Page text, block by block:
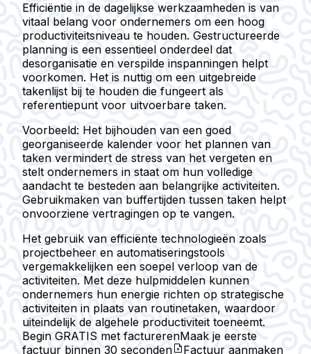
Efficiëntie in de dagelijkse werkzaamheden is van
vitaal belang voor ondernemers om een hoog
productiviteitsniveau te houden. Gestructureerde
planning is een essentieel onderdeel dat
desorganisatie en verspilde inspanningen helpt
voorkomen. Het is nuttig om een uitgebreide
takenlijst bij te houden die fungeert als
referentiepunt voor uitvoerbare taken.
Voorbeeld: Het bijhouden van een goed
georganiseerde kalender voor het plannen van
taken vermindert de stress van het vergeten en
stelt ondernemers in staat om hun volledige
aandacht te besteden aan belangrijke activiteiten.
Gebruikmaken van buffertijden tussen taken helpt
onvoorziene vertragingen op te vangen.
Het gebruik van efficiënte technologieën zoals
projectbeheer en automatiseringstools
vergemakkelijken een soepel verloop van de
activiteiten. Met deze hulpmiddelen kunnen
ondernemers hun energie richten op strategische
activiteiten in plaats van routinetaken, waardoor
uiteindelijk de algehele productiviteit toeneemt.
Begin GRATIS met facturerenMaak je eerste
factuur binnen 30 seconden Factuur aanmaken